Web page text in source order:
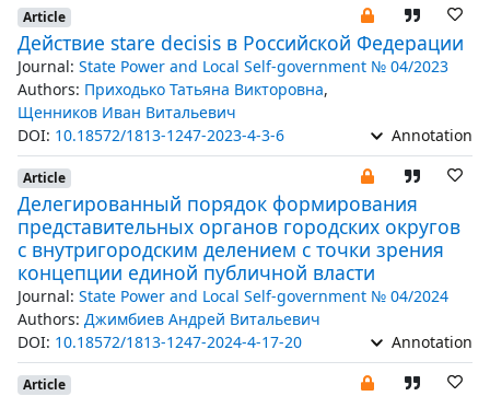
Article
Действие stare decisis в Российской Федерации
Journal: State Power and Local Self-government № 04/2023
Authors: Приходько Татьяна Викторовна,
Щенников Иван Витальевич
DOI: 10.18572/1813-1247-2023-4-3-6 Annotation
Article
Делегированный порядок формирования
представительных органов городских округов
с внутригородским делением с точки зрения
концепции единой публичной власти
Journal: State Power and Local Self-government № 04/2024
Authors: Джимбиев Андрей Витальевич
DOI: 10.18572/1813-1247-2024-4-17-20 Annotation
Article